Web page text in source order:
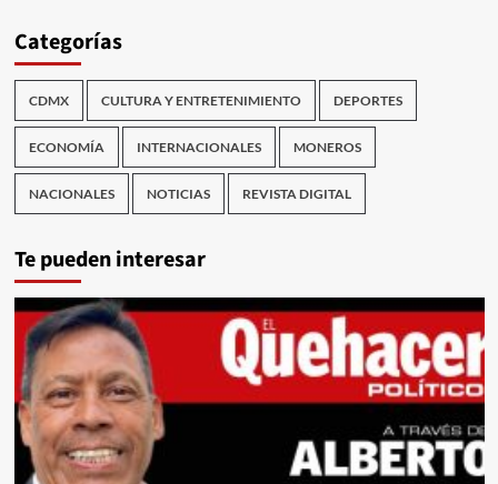
Categorías
CDMX CULTURA Y ENTRETENIMIENTO DEPORTES
ECONOMÍA INTERNACIONALES MONEROS
NACIONALES NOTICIAS REVISTA DIGITAL
Te pueden interesar